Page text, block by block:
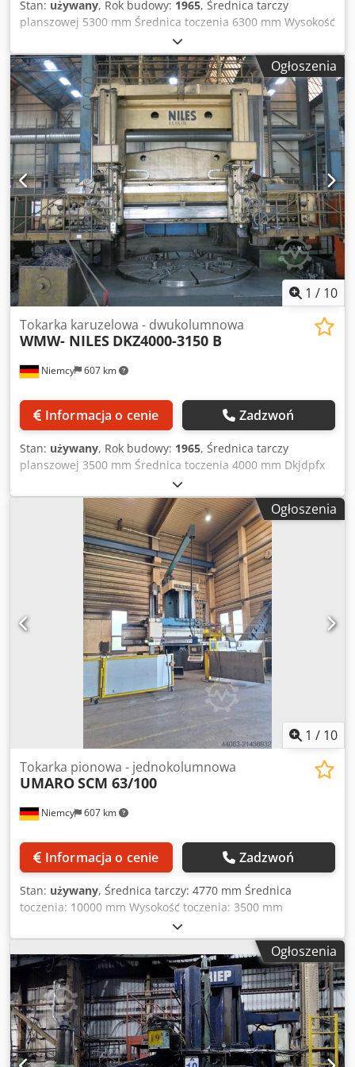
narzędziowego/akcesoriów: 150 kg - Maks. długość
uchwytu narzędziowego: 500 mm - Maks. obciążenie
magazynu: 1000 kg Zmieniacz palet, 2 palety: - Średnica
palety: 1800 mm - Obciążenie palety (centryczne): 5000 kg -
Obciążenie palety (poza centrum): 4000 kg Wyposażenie /
akcesoria: - 1x paleta ze skrzynkami szczęk, średnica 1800
mm - 1x hydrauliczny uchwyt szczękowy z bazowymi
szczękami, średnica 1800 mm - różne głowice wiertarsko-
frezarskie - różne uchwyty tokarskie - 2x sondy pomiarowe
Stan: używany, Rok budowy: 1965, Średnica tarczy
planszowej 5300 mm Średnica toczenia 6300 mm Wysokość
toczenia 2800 mm Zakres przesuwu suportu 1700 mm
Obciążenie stołu 50 t Prędkość obrotowa 0,3-14 obr/min
Posuw 0,056-10 mm/obr. Cyfrowy wyświetlacz Sony Suporty
2 Całkowite zapotrzebowanie mocy 120 kW Waga maszyny
ok. 187 t Dodoyqt R Ajpfx Aquokr Nr seryjny: 11670009-
05rer Dane techniczne pochodzą od producenta lub
operatora i nie są dla nas wiążące. Sprzedaż pośrednia
zastrzeżona; obowiązują wyłącznie nasze ogólne warunki
handlowe i sprzedaży. O nas ponad 400 własnych maszyn
na magazynie ponad 15.000 m² powierzchni magazynowej,
udźwig suwnicy 70 t ponad 10.000 artykułów akcesoriów do
Twojego warsztatu Chcesz sprzedać maszyny, linie
produkcyjne lub swoją firmę? Skontaktuj się z nami. Więcej
ofert znajdziesz na naszej stronie internetowej. Oględziny
możliwe po wcześniejszym uzgodnieniu terminu. Czekamy
na Twoją wizytę. Zespół Markus Hirsch
Ogłoszenia
1 / 10
Niemcy 607 km
Tokarka karuzelowa - dwukolumnowa
WMW- NILES DKZ4000-3150 B
Informacja o cenie Zadzwoń
Stan: używany, Rok budowy: 1965, Średnica tarczy
planszowej 3500 mm Średnica toczenia 4000 mm Dkjdpfx
Asyqtbuequor Wysokość toczenia 3150 mm Przesuw
suportu 1700 mm Obciążenie stołu 25 t Cyfrowy odczyt
Heidenhain Liczba suportów 2 Zapotrzebowanie mocy
całkowite 90 kW Masa maszyny ok. 95 t Nr seryjny: 6671024
Dane techniczne pochodzą od producenta lub operatora,
dlatego nie są dla nas wiążące. Zastrzegamy sobie prawo
do sprzedaży pośredniej; obowiązują wyłącznie nasze
ogólne warunki handlowe i sprzedaży. O nas ponad 400
własnych maszyn na magazynie ponad 15.000 m²
powierzchni magazynowej, udźwig suwnicy 70 t ponad
10.000 pozycji akcesoriów do Twojego warsztatu Chcesz
sprzedać maszyny, linie produkcyjne lub zakład?
Skontaktuj się z nami. Więcej ofert znajdziesz na naszej
stronie internetowej. Oględziny możliwe po wcześniejszym
uzgodnieniu. Czekamy na Twoją wizytę. Zespół Markus
Ogłoszenia
1 / 10
Niemcy 607 km
Tokarka pionowa - jednokolumnowa
UMAROSCM 63/100
Informacja o cenie Zadzwoń
Stan: używany, Średnica tarczy: 4770 mm Średnica
toczenia: 10000 mm Wysokość toczenia: 3500 mm
Obciążenie stołu: 100 t Prędkość obrotowa: 40 obr./min
Napęd stołu: 125 kW Sterowanie: Siemens Typ: 840 D
Supoport: 1 Przesuw supportu: 1421 mm Wymiary suwaka:
250x250 mm Nachylenie: +/-30° Narzędzia napędzane: 16
kW Uchwyt wrzeciona: ISO 50 Prędkość wrzeciona: 3000
obr./min Całkowite zapotrzebowanie na moc: 150 kW
Zmodernizowana: 2003 Poszerzenie stołu do 8000 mm
Dsdpfx Aqoyrhufsujkr Dane techniczne pochodzą od
producenta lub operatora, dlatego nie są wiążące.
Ogłoszenia